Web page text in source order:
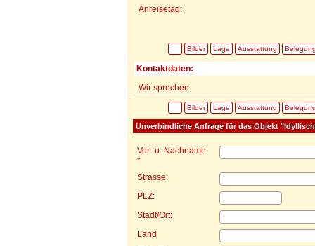
Anreisetag:
Bilder Lage Ausstattung
Kontaktdaten:
Wir sprechen:
Bilder Lage Ausstattung
Unverbindliche Anfrage für das Objekt
Vor- u. Nachname:
*
Strasse:
PLZ:
Stadt/Ort:
Land